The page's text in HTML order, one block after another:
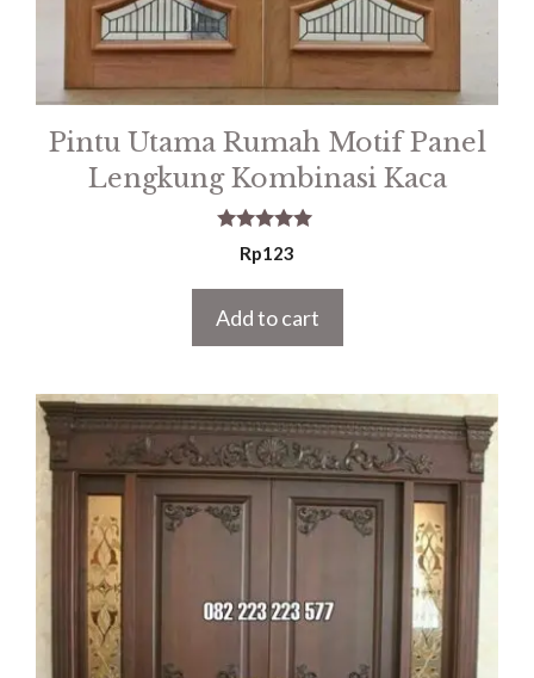
Pintu Utama Rumah Motif Panel
Lengkung Kombinasi Kaca
5.00
out of 5
Rp123
Add to cart